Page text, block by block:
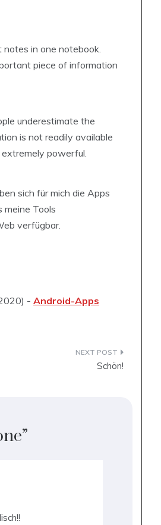
notes in one notebook.
piece of information
underestimate the
is not readily available
powerful.
sich für mich die Apps
meine Tools
verfügbar.
- Android-Apps
Schön!
”